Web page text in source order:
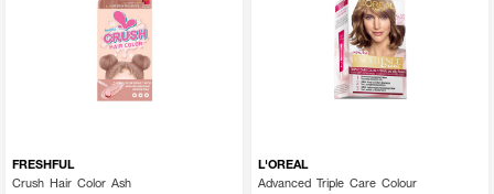
FRESHFUL
Crush Hair Color Ash
L'OREAL
Advanced Triple Care Colour